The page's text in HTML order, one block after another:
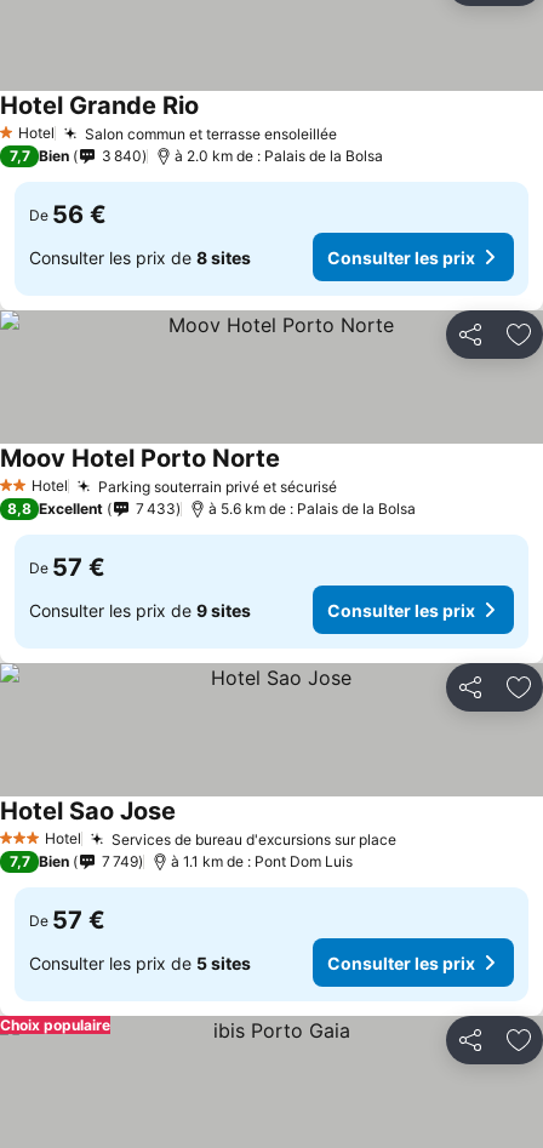
1 Étoiles
Hotel Salon commun et terrasse ensoleilléeConsulter les prix
Hotel Grande Rio
7,7 Bien 3 840 à 2.0 km de : Palais de la Bolsa
De 56 €
Consulter les prix de 8 sites Consulter les prix
Partager
2 Étoiles
Hotel Parking souterrain privé et sécuriséConsulter les prix
Moov Hotel Porto Norte
8,8 Excellent 7 433 à 5.6 km de : Palais de la Bolsa
De 57 €
Consulter les prix de 9 sites Consulter les prix
Partager
3 ÉtoilesHotel Services de bureau d'excursions sur placeConsulter les
Hotel Sao Jose
7,7 Bien 7 749 à 1.1 km de : Pont Dom Luis
De 57 €
Consulter les prix de 5 sites Consulter les prix
Partager
Choix populaire